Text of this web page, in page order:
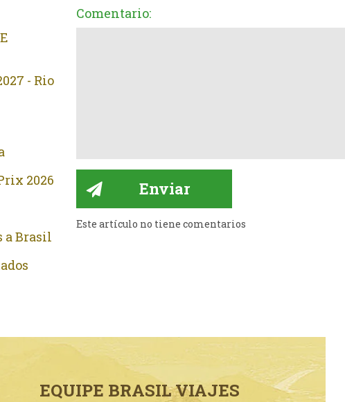
- Rio
2026
a Brasil
Comentario:
Este artículo no tiene comentarios
EQUIPE BRASIL VIAJES